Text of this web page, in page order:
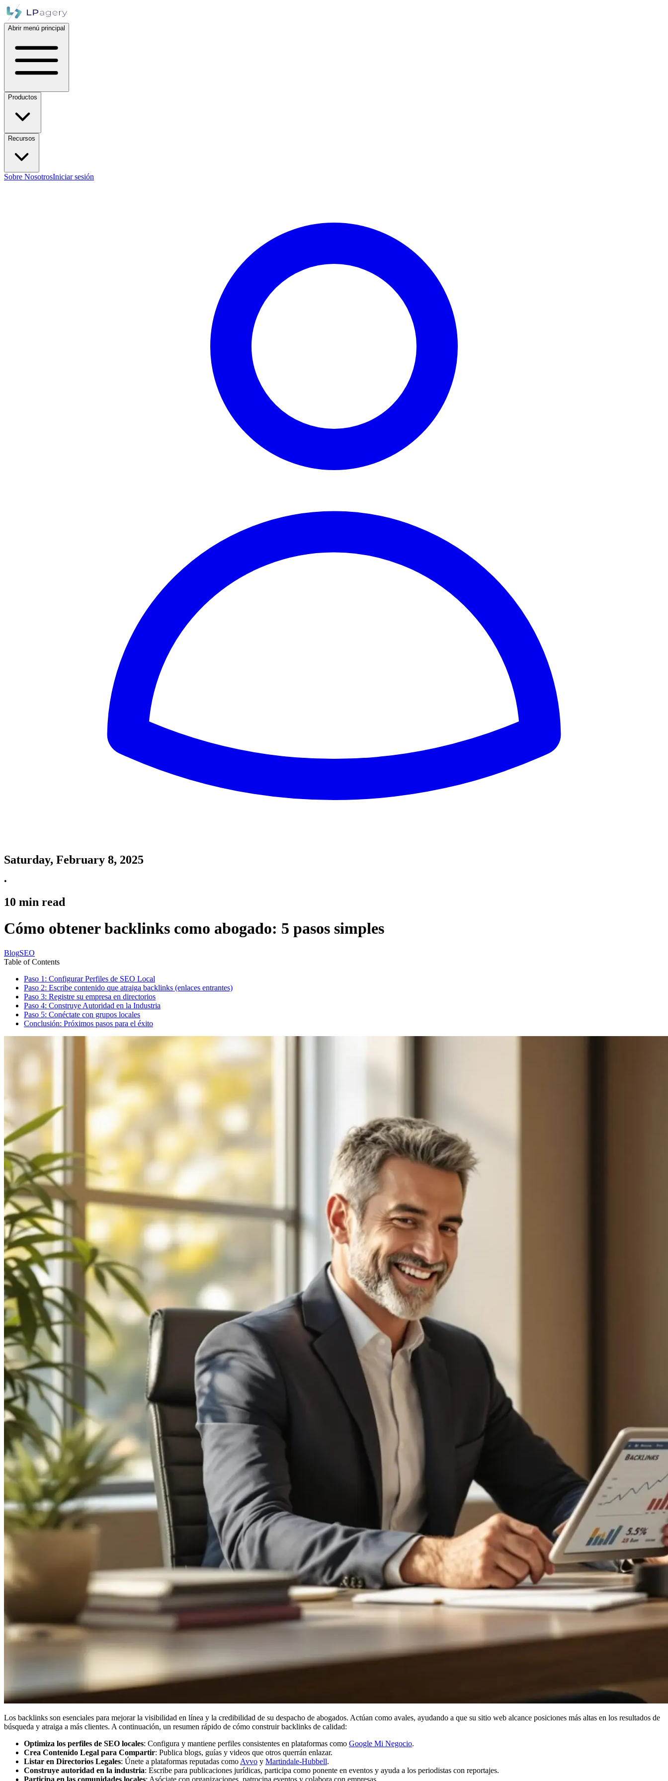
Abrir menú principal
Productos
Recursos
Sobre NosotrosIniciar sesión
Saturday, February 8, 2025
•
10 min read
Cómo obtener backlinks como abogado: 5 pasos simples
BlogSEO
Table of Contents
Paso 1: Configurar Perfiles de SEO Local
Paso 2: Escribe contenido que atraiga backlinks (enlaces entrantes)
Paso 3: Registre su empresa en directorios
Paso 4: Construye Autoridad en la Industria
Paso 5: Conéctate con grupos locales
Conclusión: Próximos pasos para el éxito
Los backlinks son esenciales para mejorar la visibilidad en línea y la credibilidad de su despacho de abogados. Actúan como avales, ayudando a que su sitio web alcance posiciones más altas en los resultados de
búsqueda y atraiga a más clientes. A continuación, un resumen rápido de cómo construir backlinks de calidad:
Optimiza los perfiles de SEO locales: Configura y mantiene perfiles consistentes en plataformas como Google Mi Negocio.
Crea Contenido Legal para Compartir: Publica blogs, guías y videos que otros querrán enlazar.
Listar en Directorios Legales: Únete a plataformas reputadas como Avvo y Martindale-Hubbell.
Construye autoridad en la industria: Escribe para publicaciones jurídicas, participa como ponente en eventos y ayuda a los periodistas con reportajes.
Participa en las comunidades locales: Asóciate con organizaciones, patrocina eventos y colabora con empresas.